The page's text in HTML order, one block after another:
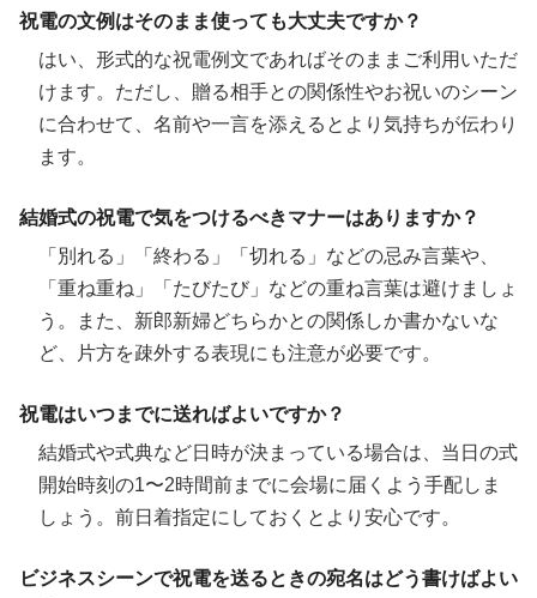
祝電の文例はそのまま使っても大丈夫ですか？
はい、形式的な祝電例文であればそのままご利用いただ
けます。ただし、贈る相手との関係性やお祝いのシーン
に合わせて、名前や一言を添えるとより気持ちが伝わり
ます。
結婚式の祝電で気をつけるべきマナーはありますか？
「別れる」「終わる」「切れる」などの忌み言葉や、
「重ね重ね」「たびたび」などの重ね言葉は避けましょ
う。また、新郎新婦どちらかとの関係しか書かないな
ど、片方を疎外する表現にも注意が必要です。
祝電はいつまでに送ればよいですか？
結婚式や式典など日時が決まっている場合は、当日の式
開始時刻の1〜2時間前までに会場に届くよう手配しま
しょう。前日着指定にしておくとより安心です。
ビジネスシーンで祝電を送るときの宛名はどう書けばよい